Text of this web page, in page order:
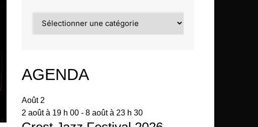
AGENDA
Août 2
2 août à 19 h 00- 8 août à 23 h 30